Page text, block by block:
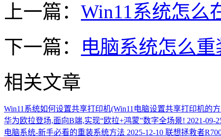
上一篇： Win11系统怎么
下一篇：
电脑系统怎么
相关文章
Win11系统如何设置共享打印机(Win11电脑设置共享打印机的
华为欧拉登场,面向B端,实现“欧拉+鸿蒙”数字全场景! 2021-09-
电脑系统-新手必看的重装系统方法 2025-12-10 联想拯救者